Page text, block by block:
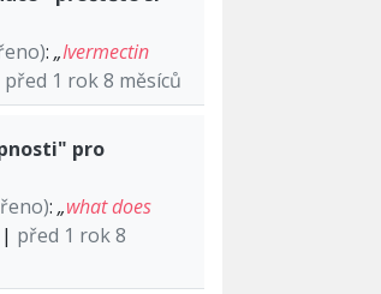
: „Ivermectin
před 1 rok 8 měsíců
pro
: „what does
před 1 rok 8